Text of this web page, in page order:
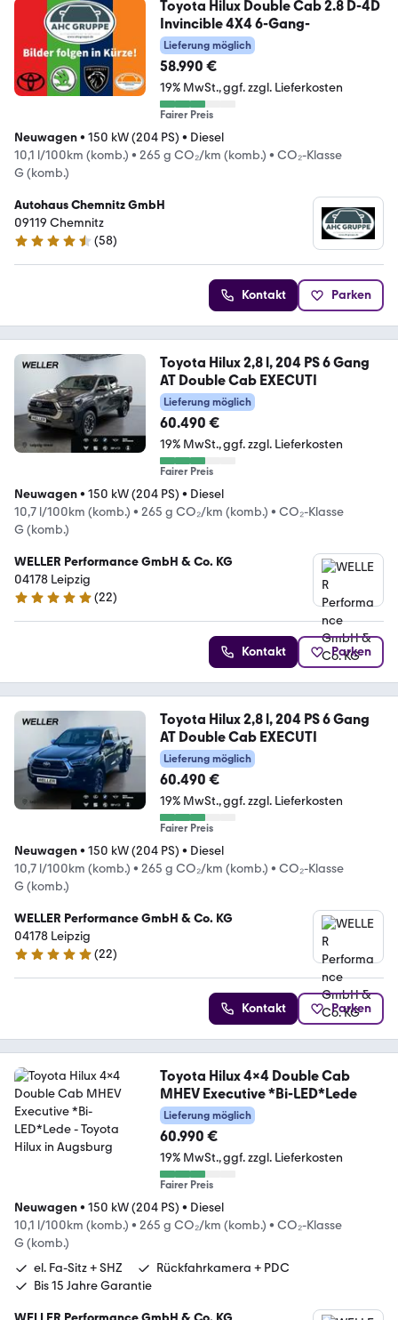
Toyota Hilux Double Cab 2.8 D-4D
Invincible 4X4 6-Gang-
Lieferung möglich
58.990 €
19% MwSt. ggf. zzgl. Lieferkosten
Fairer Preis
Neuwagen• 150 kW (204 PS) • Diesel
10,1 l/100km (komb.) • 265 g CO₂/km (komb.) • CO₂-Klasse
G (komb.)
Autohaus Chemnitz GmbH
09119 Chemnitz
4.3 Sterne
(58)
Kontakt Parken
Toyota Hilux 2,8 l, 204 PS 6 Gang
AT Double Cab EXECUTI
Lieferung möglich
60.490 €
19% MwSt. ggf. zzgl. Lieferkosten
Fairer Preis
Neuwagen• 150 kW (204 PS) • Diesel
10,7 l/100km (komb.) • 265 g CO₂/km (komb.) • CO₂-Klasse
G (komb.)
WELLER Performance GmbH & Co. KG
04178 Leipzig
5 Sterne
(22)
Kontakt Parken
Toyota Hilux 2,8 l, 204 PS 6 Gang
AT Double Cab EXECUTI
Lieferung möglich
60.490 €
19% MwSt. ggf. zzgl. Lieferkosten
Fairer Preis
Neuwagen• 150 kW (204 PS) • Diesel
10,7 l/100km (komb.) • 265 g CO₂/km (komb.) • CO₂-Klasse
G (komb.)
WELLER Performance GmbH & Co. KG
04178 Leipzig
5 Sterne
(22)
Kontakt Parken
Toyota Hilux 4x4 Double Cab
MHEV Executive *Bi-LED*Lede
Lieferung möglich
60.990 €
19% MwSt. ggf. zzgl. Lieferkosten
Fairer Preis
Neuwagen• 150 kW (204 PS) • Diesel
10,1 l/100km (komb.) • 265 g CO₂/km (komb.) • CO₂-Klasse
G (komb.)
el. Fa-Sitz + SHZ
Rückfahrkamera + PDC
Bis 15 Jahre Garantie